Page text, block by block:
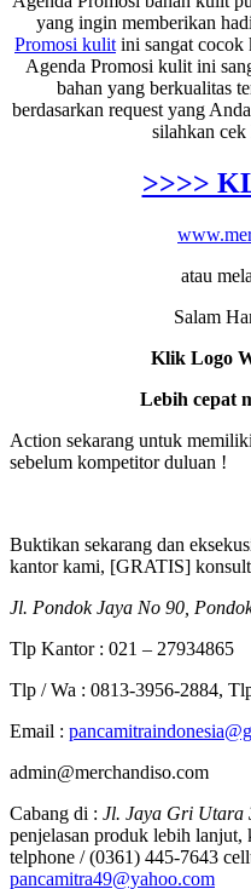
yang ingin memberikan
Promosi kulit ini sangat cocok
Agenda Promosi kulit ini
bahan yang berkualitas
berdasarkan request yang
silahkan
>>>>
atau
Salam
Klik Logo
Lebih cepat
Action sekarang untuk
sebelum kompetitor duluan !
Buktikan sekarang dan
kantor kami, [GRATIS]
Jl. Pondok Jaya No 90,
Tlp Kantor : 021 – 27934865
Tlp / Wa : 0813-3956-2884,
Email :
admin@merchandiso.com
Cabang di : Jl. Jaya Gri Utara
penjelasan produk lebih
telphone / (0361) 445-7643
pancamitra49@yahoo.com